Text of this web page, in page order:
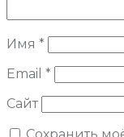
Имя *
Email *
Сайт